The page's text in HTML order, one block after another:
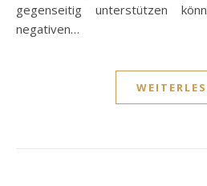
gegenseitig unterstützen
negativen…